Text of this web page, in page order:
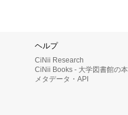
ヘルプ
CiNii Research
CiNii Books - 大学図書館の
メタデータ・API